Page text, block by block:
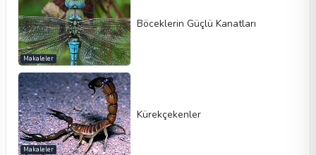
Makaleler
Böceklerin Güçlü Kanatları
Makaleler
Kürekçekenler